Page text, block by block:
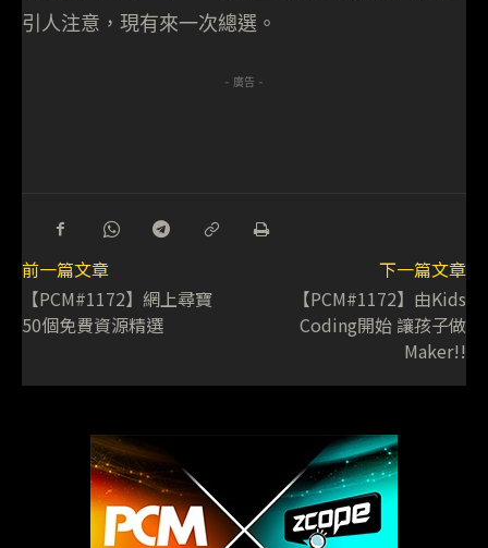
引人注意，現有來一次總選。
- 廣告 -
前一篇文章
【PCM#1172】網上尋寶
50個免費資源精選
下一篇文章
【PCM#1172】由Kids
Coding開始 讓孩子做
Maker!!